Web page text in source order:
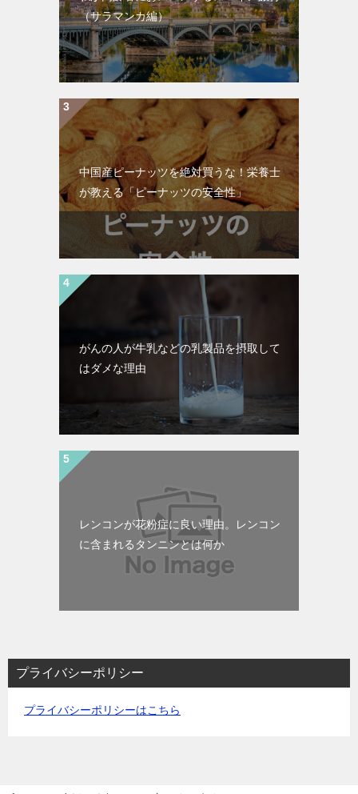
（サラマンカ編）
中国産ピーナッツを絶対買うな！栄養士
が教える「ピーナッツの安全性」
がんの人が牛乳などの乳製品を摂取して
はダメな理由
レンコンが花粉症に良い理由。レンコン
に含まれるタンニンとは何か
プライバシーポリシー
プライバシーポリシーはこちら